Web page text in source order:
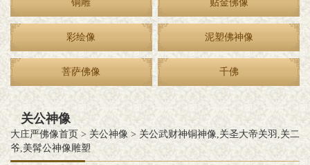
铜雕 贴金佛像
彩绘像 泥塑佛神像
菩萨佛像 千佛
关公神像
大庄严佛像首页 > 关公神像 > 关公武财神铜神像,关圣大帝关羽,关二
爷,美髯公神像雕塑